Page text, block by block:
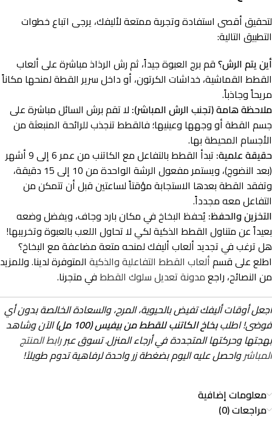
لتحقيق أقصى استفادة وتجربة ممتعة لأليفك، يرجى اتباع خطوات
التطبيق التالية:
أين يتم الرش؟قم برج العبوة جيداً، ثم رش الرذاذ مباشرة على ألعاب
القطط القماشية، خداشات الكرتون، أو داخل سرير القطة لمنحها مكاناً
مريحاً وجاذباً.
ملاحظة هامة (تجنب الرش المباشر): لا تقم برش السائل مباشرة على
جسم القطة أو وجهها وعينيها؛ فالقطط تنجذب للرائحة المنبعثة من
الأجسام المحيطة بها.
حقيقة علمية:
تبدأ القطط بالتفاعل مع الكاتنب من عمر 6 إلى 9 أشهر
(بعد النضوج)، ويستمر مفعول الرشة الواحدة من 10 إلى 15 دقيقة،
وتفقد القطة بعدها الاستجابة مؤقتاً لساعتين قبل أن تتمكن من
التفاعل معه مجدداً.
التخزين والحفظ: يُحفظ البخاخ في مكان بارد وجاف، ويفضل وضعه
بعيداً عن متناول القطط الذكية لكي لا تحاول اللعب بالعبوة وتخريبها!
هل ترغب في تجديد ألعاب أليفك لمنحه متعة مضاعفة مع البخاخ؟
اطلع على قسمألعاب القطط التفاعلية والذكية المتوفرة لدينا. وللمزيد
من النصائح، راجعمدونة تعديل سلوك القططفي متجرنا.
اجعل أوقات أليفك تفيض بالحيوية، المرح، والسعادة الخالصة بدون أي
فوضى! اطلببخاخ الكاتنب للقطط من بيفيس (100 مل)
الآن وشاهد
بهجتها وحركتها المتجددة في أرجاء المنزل. تسوق عبررابط المنتج
المباشرواحصل عليه اليوم بضغطة زر واحدة لرفاهية تدوم طويلاً!
معلومات إضافية
مراجعات (0)